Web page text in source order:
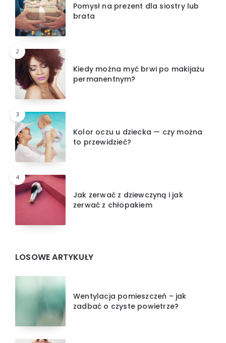
Pomysł na prezent dla siostry lub
brata
2
Kiedy można myć brwi po makijażu
permanentnym?
3
Kolor oczu u dziecka — czy można
to przewidzieć?
4
Jak zerwać z dziewczyną i jak
zerwać z chłopakiem
LOSOWE ARTYKUŁY
Wentylacja pomieszczeń – jak
zadbać o czyste powietrze?